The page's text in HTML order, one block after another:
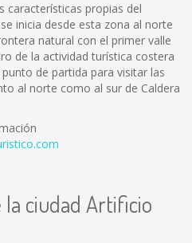
características propias del
inicia desde esta zona al norte
natural con el primer valle
de la actividad turística costera
de partida para visitar las
al norte como al sur de Caldera
ciudad Artificio